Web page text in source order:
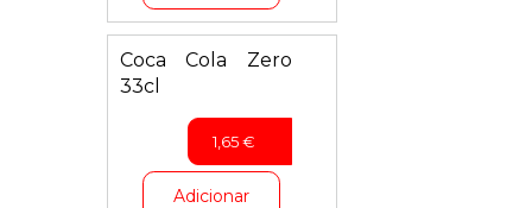
Coca Cola Zero
33cl
1,65€
Adicionar